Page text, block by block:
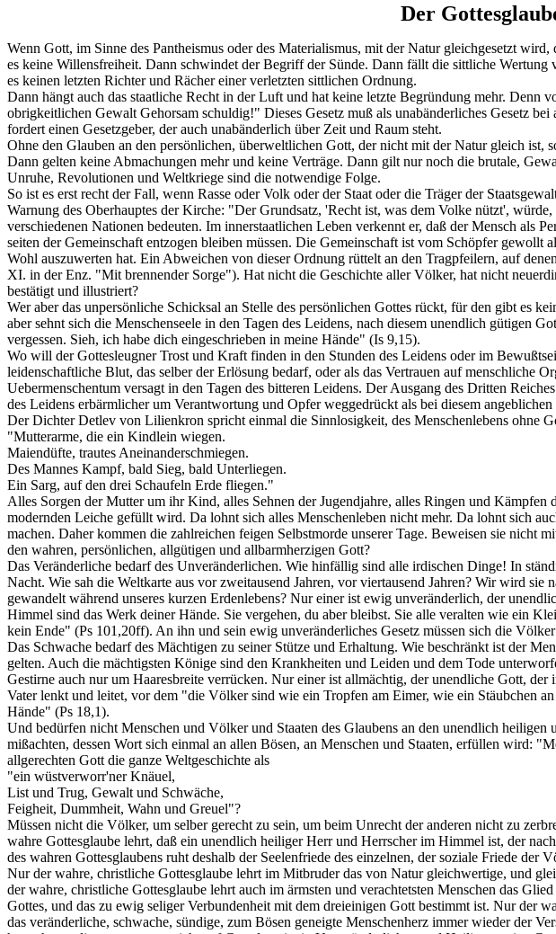
Der
Wenn Gott, im Sinne des Pantheismus oder des Materialismus, mit der Natur gleichgesetzt
es keine Willensfreiheit. Dann schwindet der Begriff der Sünde. Dann fällt die sittliche
es keinen letzten Richter und Rächer einer verletzten sittlichen Ordnung.
Dann hängt auch das staatliche Recht in der Luft und hat keine letzte Begründung mehr. Denn
obrigkeitlichen Gewalt Gehorsam schuldig!" Dieses Gesetz muß als unabänderliches Gesetz
fordert einen Gesetzgeber, der auch unabänderlich über Zeit und Raum steht.
Ohne den Glauben an den persönlichen, überweltlichen Gott, der nicht mit der Natur gleich ist,
Dann gelten keine Abmachungen mehr und keine Verträge. Dann gilt nur noch die brutale,
Unruhe, Revolutionen und Weltkriege sind die notwendige Folge.
So ist es erst recht der Fall, wenn Rasse oder Volk oder der Staat oder die Träger der
Warnung des Oberhauptes der Kirche: "Der Grundsatz, 'Recht ist, was dem Volke nützt',
verschiedenen Nationen bedeuten. Im innerstaatlichen Leben verkennt er, daß der Mensch als
seiten der Gemeinschaft entzogen bleiben müssen. Die Gemeinschaft ist vom Schöpfer
Wohl auszuwerten hat. Ein Abweichen von dieser Ordnung rüttelt an den Tragpfeilern, auf
XI. in der Enz. "Mit brennender Sorge"). Hat nicht die Geschichte aller Völker, hat nicht
bestätigt und illustriert?
Wer aber das unpersönliche Schicksal an Stelle des persönlichen Gottes rückt, für den gibt es
aber sehnt sich die Menschenseele in den Tagen des Leidens, nach diesem unendlich gütigen
vergessen. Sieh, ich habe dich eingeschrieben in meine Hände" (Is 9,15).
Wo will der Gottesleugner Trost und Kraft finden in den Stunden des Leidens oder im
leidenschaftliche Blut, das selber der Erlösung bedarf, oder als das Vertrauen auf menschliche
Uebermenschentum versagt in den Tagen des bitteren Leidens. Der Ausgang des Dritten
des Leidens erbärmlicher um Verantwortung und Opfer weggedrückt als bei diesem angeblichen
Der Dichter Detlev von Lilienkron spricht einmal die Sinnlosigkeit, des Menschenlebens ohne
"Mutterarme, die ein Kindlein wiegen.
Maiendüfte, trautes Aneinanderschmiegen.
Des Mannes Kampf, bald Sieg, bald Unterliegen.
Ein Sarg, auf den drei Schaufeln Erde fliegen."
Alles Sorgen der Mutter um ihr Kind, alles Sehnen der Jugendjahre, alles Ringen und
modernden Leiche gefüllt wird. Da lohnt sich alles Menschenleben nicht mehr. Da lohnt sich
machen. Daher kommen die zahlreichen feigen Selbstmorde unserer Tage. Beweisen sie nicht
den wahren, persönlichen, allgütigen und allbarmherzigen Gott?
Das Veränderliche bedarf des Unveränderlichen. Wie hinfällig sind alle irdischen Dinge! In
Nacht. Wie sah die Weltkarte aus vor zweitausend Jahren, vor viertausend Jahren? Wir wird
gewandelt während unseres kurzen Erdenlebens? Nur einer ist ewig unveränderlich, der
Himmel sind das Werk deiner Hände. Sie vergehen, du aber bleibst. Sie alle veralten wie ein
kein Ende" (Ps 101,20ff). An ihn und sein ewig unveränderliches Gesetz müssen sich die
Das Schwache bedarf des Mächtigen zu seiner Stütze und Erhaltung. Wie beschränkt ist der
gelten. Auch die mächtigsten Könige sind den Krankheiten und Leiden und dem Tode
Gestirne auch nur um Haaresbreite verrücken. Nur einer ist allmächtig, der unendliche Gott,
Vater lenkt und leitet, vor dem "die Völker sind wie ein Tropfen am Eimer, wie ein Stäubchen
Hände" (Ps 18,1).
Und bedürfen nicht Menschen und Völker und Staaten des Glaubens an den unendlich
mißachten, dessen Wort sich einmal an allen Bösen, an Menschen und Staaten, erfüllen wird:
allgerechten Gott die ganze Weltgeschichte als
"ein wüstverworr'ner Knäuel,
List und Trug, Gewalt und Schwäche,
Feigheit, Dummheit, Wahn und Greuel"?
Müssen nicht die Völker, um selber gerecht zu sein, um beim Unrecht der anderen nicht zu
wahre Gottesglaube lehrt, daß ein unendlich heiliger Herr und Herrscher im Himmel ist, der
des wahren Gottesglaubens ruht deshalb der Seelenfriede des einzelnen, der soziale Friede der
Nur der wahre, christliche Gottesglaube lehrt im Mitbruder das von Natur gleichwertige, und
der wahre, christliche Gottesglaube lehrt auch im ärmsten und verachtetsten Menschen das
Gottes, und das zu ewig seliger Verbundenheit mit dem dreieinigen Gott bestimmt ist. Nur der
das veränderliche, schwache, sündige, zum Bösen geneigte Menschenherz immer wieder der